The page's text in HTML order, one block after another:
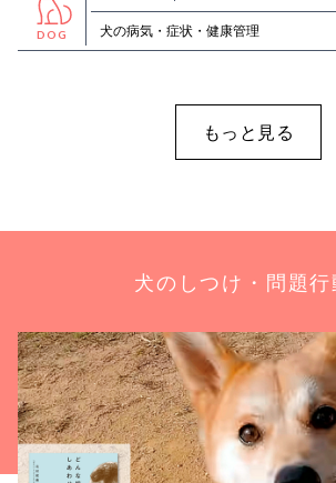
DOG 犬の病気・症状・健康管理
もっと見る
犬のしつけ・問題行